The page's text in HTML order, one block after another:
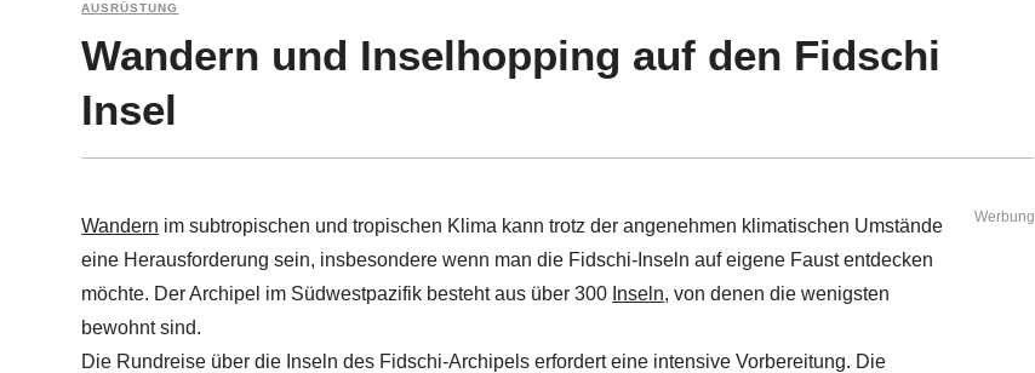
AUSRÜSTUNG
Wandern und Inselhopping auf den Fidschi
Insel
Wandern im subtropischen und tropischen Klima kann trotz der angenehmen klimatischen Umstände
eine Herausforderung sein, insbesondere wenn man die Fidschi-Inseln auf eigene Faust entdecken
möchte. Der Archipel im Südwestpazifik besteht aus über 300 Inseln, von denen die wenigsten
bewohnt sind.
Die Rundreise über die Inseln des Fidschi-Archipels erfordert eine intensive Vorbereitung. Die
Werbung